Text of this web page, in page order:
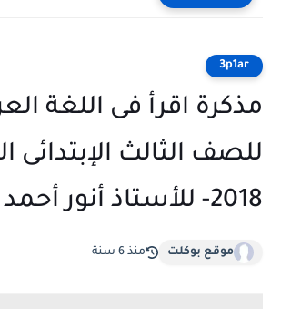
3p1ar
مذكرة اقرأ فى اللغة
للصف الثالث الإبتدائى
2018- للأستاذ أنور أحمد
موقع بوكلت منذ 6 سنة